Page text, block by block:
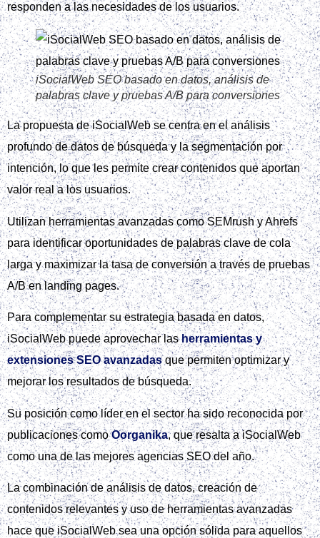
responden a las necesidades de los usuarios.
iSocialWeb SEO basado en datos, análisis de
palabras clave y pruebas A/B para conversiones
La propuesta de iSocialWeb se centra en el análisis
profundo de datos de búsqueda y la segmentación por
intención, lo que les permite crear contenidos que aportan
valor real a los usuarios.
Utilizan herramientas avanzadas como SEMrush y Ahrefs
para identificar oportunidades de palabras clave de cola
larga y maximizar la tasa de conversión a través de pruebas
A/B en landing pages.
Para complementar su estrategia basada en datos,
iSocialWeb puede aprovechar lasherramientas y
extensiones SEO avanzadasque permiten optimizar y
mejorar los resultados de búsqueda.
Su posición como líder en el sector ha sido reconocida por
publicaciones comoOorganika, que resalta a iSocialWeb
como una de las mejores agencias SEO del año.
La combinación de análisis de datos, creación de
contenidos relevantes y uso de herramientas avanzadas
hace que iSocialWeb sea una opción sólida para aquellos